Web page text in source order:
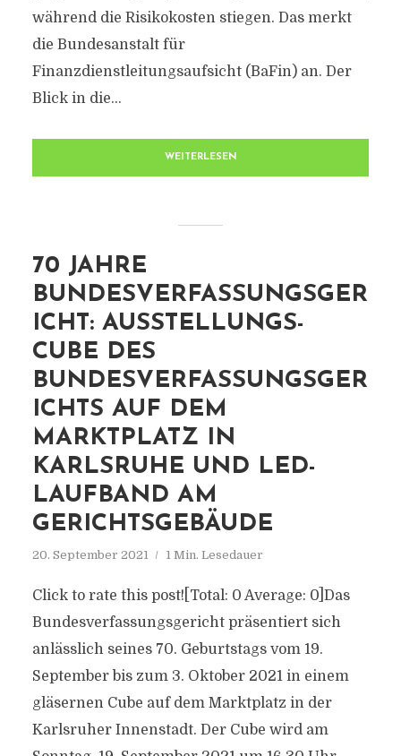
während die Risikokosten stiegen. Das merkt
die Bundesanstalt für
Finanzdienstleitungsaufsicht (BaFin) an. Der
Blick in die...
WEITERLESEN
70 JAHRE
BUNDESVERFASSUNGSGER
ICHT: AUSSTELLUNGS-
CUBE DES
BUNDESVERFASSUNGSGER
ICHTS AUF DEM
MARKTPLATZ IN
KARLSRUHE UND LED-
LAUFBAND AM
GERICHTSGEBÄUDE
20. September 2021 1 Min. Lesedauer
Click to rate this post![Total: 0 Average: 0]Das
Bundesverfassungsgericht präsentiert sich
anlässlich seines 70. Geburtstags vom 19.
September bis zum 3. Oktober 2021 in einem
gläsernen Cube auf dem Marktplatz in der
Karlsruher Innenstadt. Der Cube wird am